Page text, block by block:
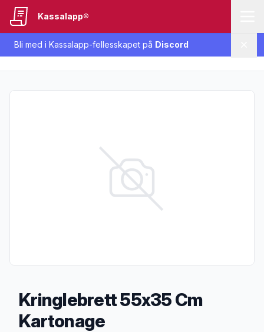
Bli med i Kassalapp-fellesskapet på Discord
Kassalapp®
Kringlebrett 55x35 Cm
Kartonage